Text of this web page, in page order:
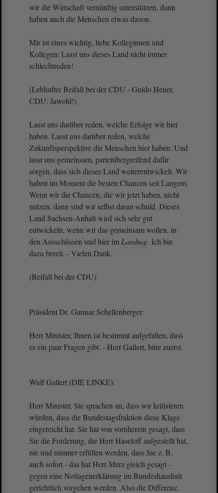
wir die Wirtschaft vernünftig unterstützen, dann
haben auch die Menschen etwas davon.
Mir ist eines wichtig, liebe Kolleginnen und
Kollegen: Lasst uns dieses Land nicht immer
schlechtreden!
(Lebhafter Beifall bei der CDU - Guido Heuer,
CDU: Jawohl!)
Lasst uns darüber reden, welche Erfolge wir hier
haben. Lasst uns darüber reden, welche
Zukunftsperspektive die Menschen hier haben. Und
lasst uns gemeinsam, parteiübergreifend dafür
sorgen, dass sich dieses Land weiterentwickelt. Wir
haben im Moment die besten Chancen seit Langem.
Wenn wir die Chancen, die wir jetzt haben, nicht
nutzen, dann sind wir selbst daran schuld. Dieses
Land Sachsen-Anhalt wird sich sehr gut
entwickeln, wenn wir das gemeinsam wollen, in
den Ausschüssen und hier im Landtag. Ich bin
dazu bereit. - Vielen Dank.
(Beifall bei der CDU)
Präsident Dr. Gunnar Schellenberger:
Herr Minister, Ihnen ist bestimmt aufgefallen, dass
es ein paar Fragen gibt. - Herr Gallert, bitte zuerst.
Wulf Gallert (DIE LINKE):
Herr Minister, Sie sprachen an, dass wir kritisieren
würden, dass die Bundestagsfraktion diese Klage
eingereicht hat. Sie hat von vornherein gesagt, dass
Sie die Forderung, die Herr Haseloff aufgestellt hat,
nie und nimmer erfüllen werden, dass Sie z. B.
auch sofort - das hat Herr Merz gleich gesagt -
gegen eine Notlagenerklärung im Bundeshaushalt
gerichtlich vorgehen werden. Also die Differenz,